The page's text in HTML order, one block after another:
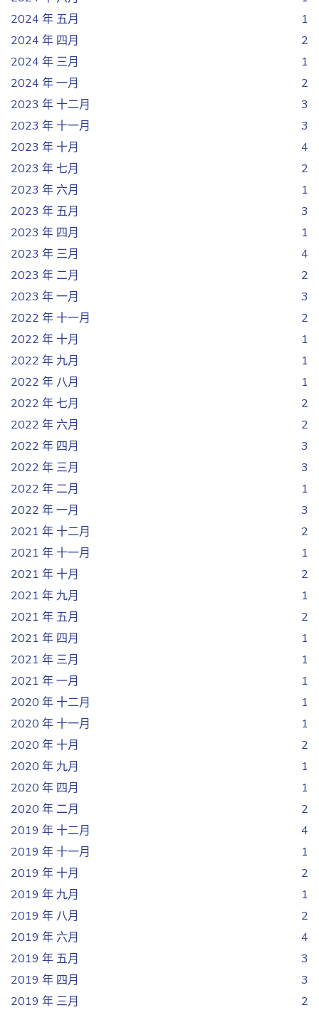
2024 年 五月
1
2024 年 四月
2
2024 年 三月
1
2024 年 一月
2
2023 年 十二月
3
2023 年 十一月
3
2023 年 十月
4
2023 年 七月
2
2023 年 六月
1
2023 年 五月
3
2023 年 四月
1
2023 年 三月
4
2023 年 二月
2
2023 年 一月
3
2022 年 十一月
2
2022 年 十月
1
2022 年 九月
1
2022 年 八月
1
2022 年 七月
2
2022 年 六月
2
2022 年 四月
3
2022 年 三月
3
2022 年 二月
1
2022 年 一月
3
2021 年 十二月
2
2021 年 十一月
1
2021 年 十月
2
2021 年 九月
1
2021 年 五月
2
2021 年 四月
1
2021 年 三月
1
2021 年 一月
1
2020 年 十二月
1
2020 年 十一月
1
2020 年 十月
2
2020 年 九月
1
2020 年 四月
1
2020 年 二月
2
2019 年 十二月
4
2019 年 十一月
1
2019 年 十月
2
2019 年 九月
1
2019 年 八月
2
2019 年 六月
4
2019 年 五月
3
2019 年 四月
3
2019 年 三月
2